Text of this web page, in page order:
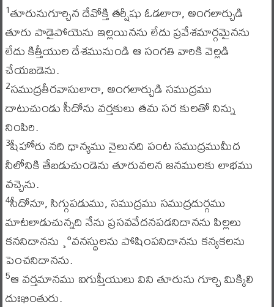
1తూరునుగూర్చిన దేవోక్తి తర్షీషు ఓడలారా, అంగలార్చుడి
తూరు పాడైపోయెను ఇల్లయినను లేదు ప్రవేశమార్గమైనను
లేదు కిత్తీయుల దేశమునుండి ఆ సంగతి వారికి వెల్లడి
చేయబడెను.
2సముద్రతీరవాసులారా, అంగలార్చుడి సముద్రము
దాటుచుండు సీదోను వర్తకులు తమ సర కులతో నిన్ను
నింపిరి.
3షీహోరు నది ధాన్యము నైలునది పంట సముద్రముమీద
నీలోనికి తేబడుచుండెను తూరువలన జనములకు లాభము
వచ్చెను.
4సీదోనూ, సిగ్గుపడుము, సముద్రము సముద్రదుర్గము
మాటలాడుచున్నది నేను ప్రసవవేదనపడనిదానను పిల్లలు
కననిదానను ¸°వనస్థులను పోషింపనిదానను కన్యకలను
పెంచనిదానను.
5ఆ వర్తమానము ఐగుప్తీయులు విని తూరును గూర్చి మిక్కిలి
దుఃఖింతురు.